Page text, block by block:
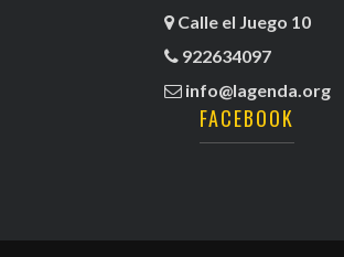
Calle el Juego 10
922634097
info@lagenda.org
FACEBOOK